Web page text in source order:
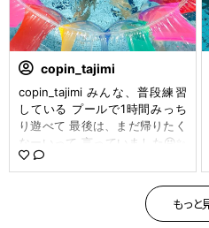
では 子供イベント水上遊具を行
いました🥺 3部制で行ったので
すが、 たーくさんの子供たちが
来てくれました😆 以前オープニ
しかなかった遊具も 今回は増や
して遊びましたっ💛 また動画も
載せさせてもらいますねっ︎︎✌︎︎︎✌︎
春休みなかなか遠くへ遊びに 行
ごせます🐥💓 短期教室でスイミ
ングしたり、 イベントしてみた
り、 新たな習い事で子供の成長
copin_tajimi
copin_tajimi みんな、普段練習
している プールで1時間みっち
り遊べて 最後は、まだ帰りたく
なーいって 言っていました😝✨
✨ また、きてねー！🌸 #コパン
多治見#多治見市#イベント#ス
イミング#プール#プール開放#
楽しい#遊び#家族#可愛い#copiもっと